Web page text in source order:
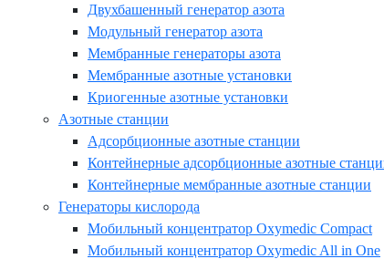
Двухбашенный генератор азота
Модульный генератор азота
Мембранные генераторы азота
Мембранные азотные установки
Криогенные азотные установки
Азотные станции
Адсорбционные азотные станции
Контейнерные адсорбционные азотные
Контейнерные мембранные азотные станции
Генераторы кислорода
Мобильный концентратор Oxymedic Сompact
Мобильный концентратор Oxymedic All in One